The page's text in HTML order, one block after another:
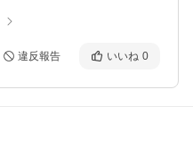
違反報告 いいね 0